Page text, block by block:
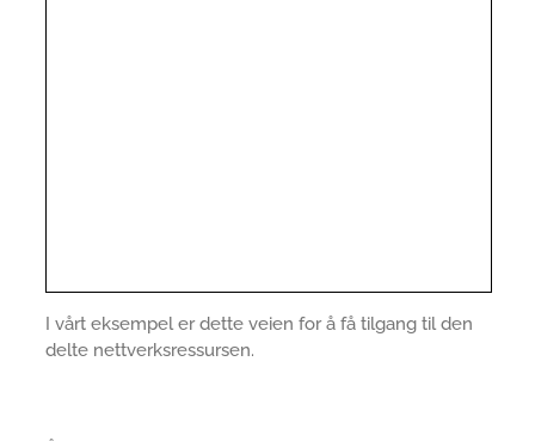
I vårt eksempel er dette veien for å få tilgang til den
delte nettverksressursen.